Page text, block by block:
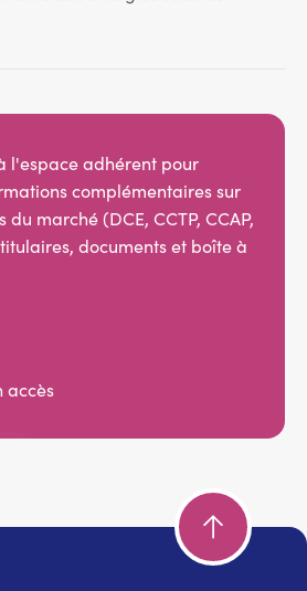
l'espace adhérent pour
complémentaires sur
marché (DCE, CCTP, CCAP,
documents et boîte à
accès